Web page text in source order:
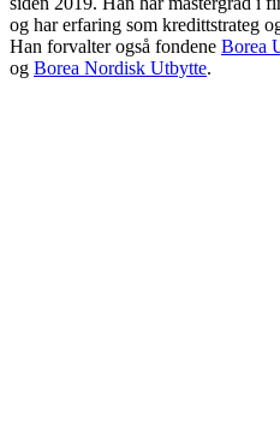
og har erfaring som kredittstrateg
Han forvalter også fondene Borea
og Borea Nordisk Utbytte.